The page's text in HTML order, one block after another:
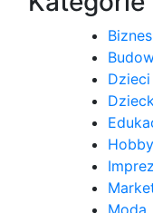
Biznes
Dzieci
Hobby
Moda